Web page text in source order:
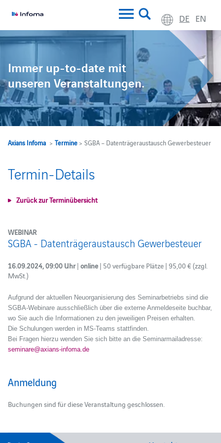
DE EN
Immer up-to-date mit
unseren Veranstaltungen.
Axians Infoma> Termine> SGBA – Datenträgeraustausch Gewerbesteuer
Termin-Details
Zurück zur Terminübersicht
WEBINAR
SGBA - Datenträgeraustausch Gewerbesteuer
16.09.2024, 09:00 Uhr| online | 50 verfügbare Plätze | 95,00 € (zzgl.
MwSt.)
Aufgrund der aktuellen Neuorganisierung des Seminarbetriebs sind die
SGBA-Webinare ausschließlich über die externe Anmeldeseite buchbar,
wo Sie auch die Informationen zu den jeweiligen Preisen erhalten.
Die Schulungen werden in MS-Teams stattfinden.
Bei Fragen hierzu wenden Sie sich bitte an die Seminarmailadresse:
seminare@axians-infoma.de
Anmeldung
Buchungen sind für diese Veranstaltung geschlossen.